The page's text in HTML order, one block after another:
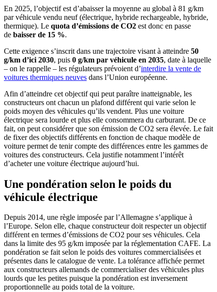
En 2025, l’objectif est d’abaisser la moyenne au global à 81 g/km
par véhicule vendu neuf (électrique, hybride rechargeable, hybride,
thermique). Le quota d’émissions de CO2 est donc en passe
de baisser de 15 %.
Cette exigence s’inscrit dans une trajectoire visant à atteindre 50
g/km d’ici 2030, puis 0 g/km par véhicule en 2035, date à laquelle
– on le rappelle – les régulateurs prévoient d’interdire la vente de
voitures thermiques neuves dans l’Union européenne.
Afin d’atteindre cet objectif qui peut paraître inatteignable, les
constructeurs ont chacun un plafond différent qui varie selon le
poids moyen des véhicules qu’ils vendent. Plus une voiture
électrique sera lourde et plus elle consommera du carburant. De ce
fait, on peut considérer que son émission de CO2 sera élevée. Le fait
de fixer des objectifs différents en fonction de chaque modèle de
voiture permet de tenir compte des différences entre les gammes de
voitures des constructeurs. Cela justifie notamment l’intérêt
d’acheter une voiture électrique aujourd’hui.
Une pondération selon le poids du
véhicule électrique
Depuis 2014, une règle imposée par l’Allemagne s’applique à
l’Europe. Selon elle, chaque constructeur doit respecter un objectif
différent en termes d’émissions de CO2 pour ses véhicules. Cela
dans la limite des 95 g/km imposée par la réglementation CAFE. La
pondération se fait selon le poids des voitures commercialisées et
présentes dans le catalogue de vente. La tolérance affichée permet
aux constructeurs allemands de commercialiser des véhicules plus
lourds que les petites puisque la pondération est inversement
proportionnelle au poids total de la voiture.